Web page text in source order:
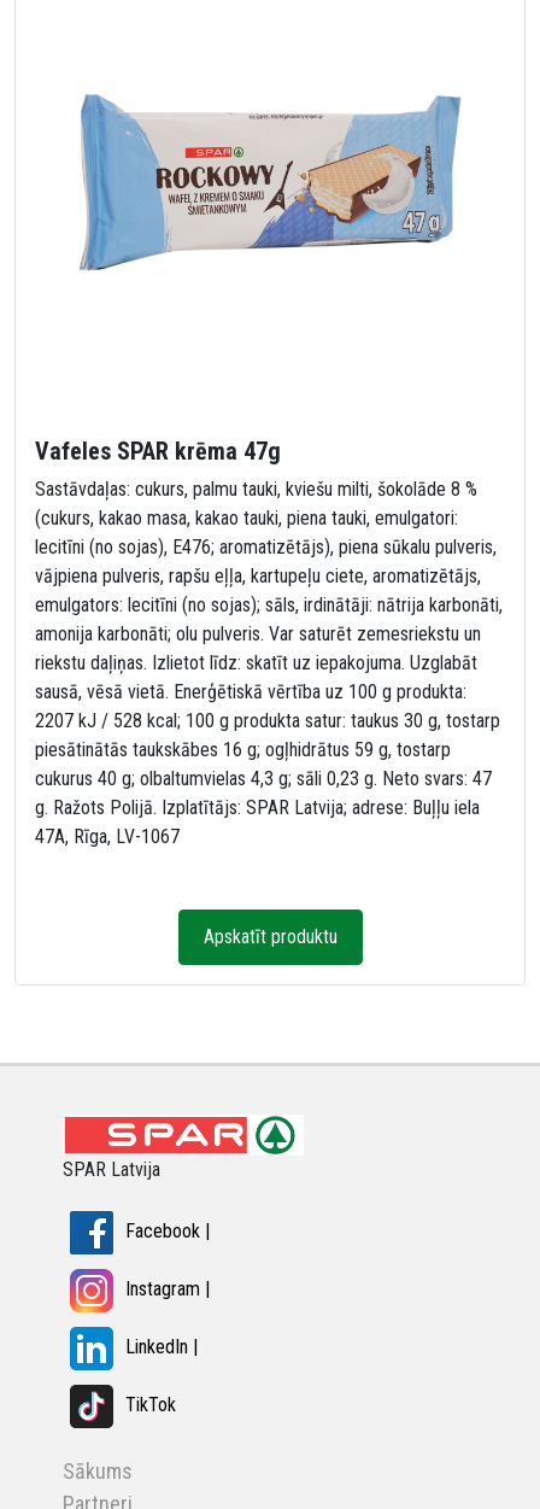
Vafeles SPAR krēma 47g
Sastāvdaļas: cukurs, palmu tauki, kviešu milti, šokolāde 8 %
(cukurs, kakao masa, kakao tauki, piena tauki, emulgatori:
lecitīni (no sojas), E476; aromatizētājs), piena sūkalu pulveris,
vājpiena pulveris, rapšu eļļa, kartupeļu ciete, aromatizētājs,
emulgators: lecitīni (no sojas); sāls, irdinātāji: nātrija karbonāti,
amonija karbonāti; olu pulveris. Var saturēt zemesriekstu un
riekstu daļiņas. Izlietot līdz: skatīt uz iepakojuma. Uzglabāt
sausā, vēsā vietā. Enerģētiskā vērtība uz 100 g produkta:
2207 kJ / 528 kcal; 100 g produkta satur: taukus 30 g, tostarp
piesātinātās taukskābes 16 g; ogļhidrātus 59 g, tostarp
cukurus 40 g; olbaltumvielas 4,3 g; sāli 0,23 g. Neto svars: 47
g. Ražots Polijā. Izplatītājs: SPAR Latvija; adrese: Buļļu iela
47A, Rīga, LV-1067
Apskatīt produktu
SPAR Latvija
Facebook |
Instagram |
LinkedIn |
TikTok
Sākums